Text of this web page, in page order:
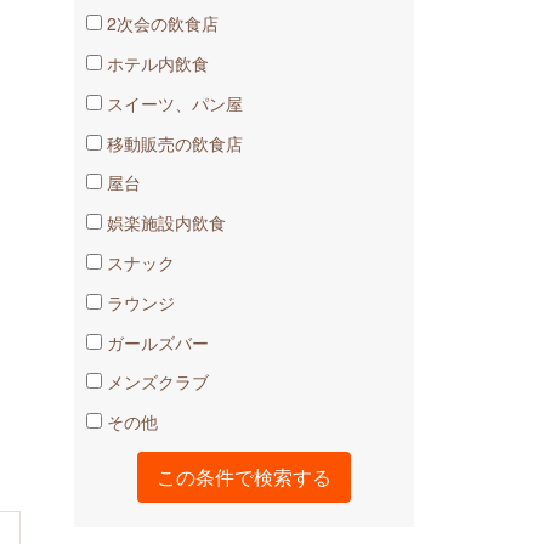
2次会の飲食店
ホテル内飲食
スイーツ、パン屋
移動販売の飲食店
屋台
娯楽施設内飲食
スナック
ラウンジ
ガールズバー
メンズクラブ
その他